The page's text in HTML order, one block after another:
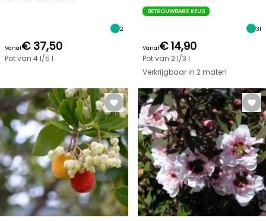
2
Vanaf€ 37,50
Pot van 4 l/5 l
BETROUWBARE KEUS
31
Vanaf€ 14,90
Pot van 2 l/3 l
Verkrijgbaar in 2 maten